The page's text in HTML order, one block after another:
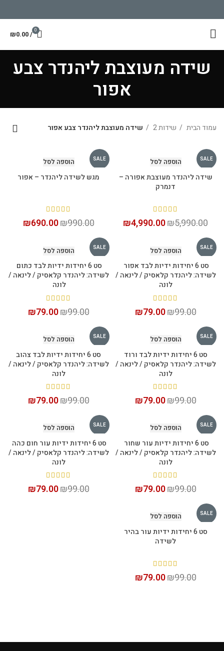
0
/
₪0.00
שידה מעוצבת ליהנדר צבע
אפור
עמוד הבית שידות 2 שידה מעוצבת ליהנדר צבע אפור
SALE הוספה לסל
שידה ליהנדר מעוצבת אפורה –
דנמרק
₪5,990.00
₪4,990.00
SALE הוספה לסל
מגש לשידה ליהנדר – אפור
₪990.00
₪690.00
SALE הוספה לסל
סט 6 יחידות ידיות לבד אפור
לשידה: ליהנדר קלאסיק / לינאה /
לונה
₪99.00
₪79.00
SALE הוספה לסל
סט 6 יחידות ידיות לבד כתום
לשידה: ליהנדר קלאסיק / לינאה /
לונה
₪99.00
₪79.00
SALE הוספה לסל
סט 6 יחידות ידיות לבד ורוד
לשידה: ליהנדר קלאסיק / לינאה /
לונה
₪99.00
₪79.00
SALE הוספה לסל
סט 6 יחידות ידיות לבד צהוב
לשידה: ליהנדר קלאסיק / לינאה /
לונה
₪99.00
₪79.00
SALE הוספה לסל
סט 6 יחידות ידיות עור שחור
לשידה: ליהנדר קלאסיק / לינאה /
לונה
₪99.00
₪79.00
SALE הוספה לסל
סט 6 יחידות ידיות עור חום כהה
לשידה: ליהנדר קלאסיק / לינאה /
לונה
₪99.00
₪79.00
SALE הוספה לסל
סט 6 יחידות ידיות עור בהיר
לשידה
₪99.00
₪79.00